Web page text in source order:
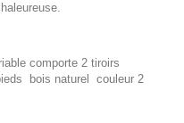
comporte 2 tiroirs
bois naturel couleur 2